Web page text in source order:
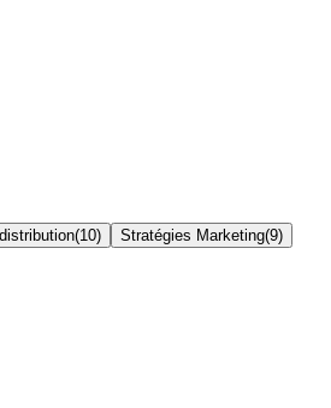
(10) Stratégies Marketing(9)